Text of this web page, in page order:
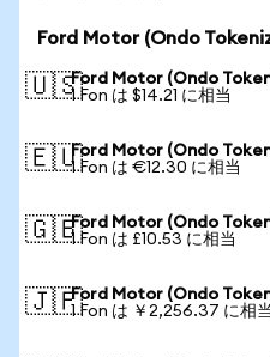
Ford Motor (Ondo
🇺🇸Ford Motor (Ondo
1 Fon は $14.21 に相当
🇪🇺Ford Motor (Ondo
1 Fon は €12.30 に相当
🇬🇧Ford Motor (Ondo
1 Fon は £10.53 に相当
🇯🇵Ford Motor (Ondo
1 Fon は ￥2,256.37 に相当